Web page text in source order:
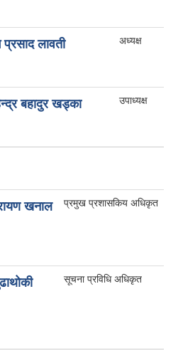
प्रसाद लावती अध्यक्ष
बहादुर खड्का उपाध्यक्ष
खनाल प्रमुख प्रशासकिय अधिकृत
सूचना प्रविधि अधिकृत